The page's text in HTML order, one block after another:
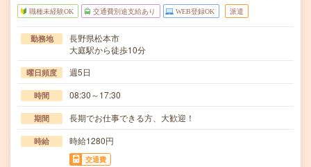
職種未経験OK 交通費別途支給あり WEB登録OK 派遣
勤務地
長野県松本市
大庭駅から徒歩10分
曜日頻度 週5日
時間 08:30～17:30
期間 長期でお仕事できる方、大歓迎！
時給 時給1280円
交通費